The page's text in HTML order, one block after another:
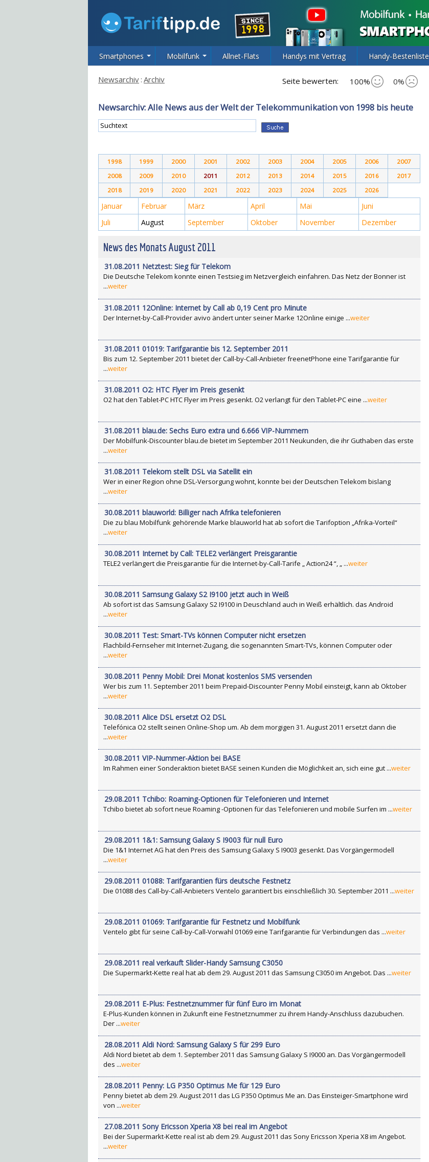
Smartphones Mobilfunk Allnet-Flats Handys mit Vertrag Handy-Bestenliste
Seite bewerten: 100% 0%
Newsarchiv : Archiv
Newsarchiv: Alle News aus der Welt der Telekommunikation von 1998 bis heute
1998 1999 2000 2001 2002 2003 2004 2005 2006
2007
2008
2009 2010 2011 2012 2013 2014 2015 2016
2017
2018
2019 2020 2021 2022 2023 2024 2025 2026
Januar Februar März April Mai
Juni
Juli
August September Oktober November Dezember
News des Monats August 2011
31.08.2011 Netztest: Sieg für Telekom
Die Deutsche Telekom konnte einen Testsieg im Netzvergleich einfahren. Das Netz der Bonner ist
...weiter
31.08.2011 12Online: Internet by Call ab 0,19 Cent pro Minute
Der Internet-by-Call-Provider avivo ändert unter seiner Marke 12Online einige ...weiter
31.08.2011 01019: Tarifgarantie bis 12. September 2011
Bis zum 12. September 2011 bietet der Call-by-Call-Anbieter freenetPhone eine Tarifgarantie für
...weiter
31.08.2011 O2: HTC Flyer im Preis gesenkt
O2 hat den Tablet-PC HTC Flyer im Preis gesenkt. O2 verlangt für den Tablet-PC eine ...weiter
31.08.2011 blau.de: Sechs Euro extra und 6.666 VIP-Nummern
Der Mobilfunk-Discounter blau.de bietet im September 2011 Neukunden, die ihr Guthaben das erste
...weiter
31.08.2011 Telekom stellt DSL via Satellit ein
Wer in einer Region ohne DSL-Versorgung wohnt, konnte bei der Deutschen Telekom bislang
...weiter
30.08.2011 blauworld: Billiger nach Afrika telefonieren
Die zu blau Mobilfunk gehörende Marke blauworld hat ab sofort die Tarifoption „Afrika-Vorteil“
...weiter
30.08.2011 Internet by Call: TELE2 verlängert Preisgarantie
TELE2 verlängert die Preisgarantie für die Internet-by-Call-Tarife „ Action24 “, „ ...weiter
30.08.2011 Samsung Galaxy S2 I9100 jetzt auch in Weiß
Ab sofort ist das Samsung Galaxy S2 I9100 in Deuschland auch in Weiß erhältlich. das Android
...weiter
30.08.2011 Test: Smart-TVs können Computer nicht ersetzen
Flachbild-Fernseher mit Internet-Zugang, die sogenannten Smart-TVs, können Computer oder
...weiter
30.08.2011 Penny Mobil: Drei Monat kostenlos SMS versenden
Wer bis zum 11. September 2011 beim Prepaid-Discounter Penny Mobil einsteigt, kann ab Oktober
...weiter
30.08.2011 Alice DSL ersetzt O2 DSL
Telefónica O2 stellt seinen Online-Shop um. Ab dem morgigen 31. August 2011 ersetzt dann die
...weiter
30.08.2011 VIP-Nummer-Aktion bei BASE
Im Rahmen einer Sonderaktion bietet BASE seinen Kunden die Möglichkeit an, sich eine gut ...weiter
29.08.2011 Tchibo: Roaming-Optionen für Telefonieren und Internet
Tchibo bietet ab sofort neue Roaming -Optionen für das Telefonieren und mobile Surfen im ...weiter
29.08.2011 1&1: Samsung Galaxy S I9003 für null Euro
Die 1&1 Internet AG hat den Preis des Samsung Galaxy S I9003 gesenkt. Das Vorgängermodell
...weiter
29.08.2011 01088: Tarifgarantien fürs deutsche Festnetz
Die 01088 des Call-by-Call-Anbieters Ventelo garantiert bis einschließlich 30. September 2011 ...weiter
29.08.2011 01069: Tarifgarantie für Festnetz und Mobilfunk
Ventelo gibt für seine Call-by-Call-Vorwahl 01069 eine Tarifgarantie für Verbindungen das ...weiter
29.08.2011 real verkauft Slider-Handy Samsung C3050
Die Supermarkt-Kette real hat ab dem 29. August 2011 das Samsung C3050 im Angebot. Das ...weiter
29.08.2011 E-Plus: Festnetznummer für fünf Euro im Monat
E-Plus-Kunden können in Zukunft eine Festnetznummer zu ihrem Handy-Anschluss dazubuchen.
Der ...weiter
28.08.2011 Aldi Nord: Samsung Galaxy S für 299 Euro
Aldi Nord bietet ab dem 1. September 2011 das Samsung Galaxy S I9000 an. Das Vorgängermodell
des ...weiter
28.08.2011 Penny: LG P350 Optimus Me für 129 Euro
Penny bietet ab dem 29. August 2011 das LG P350 Optimus Me an. Das Einsteiger-Smartphone wird
von ...weiter
27.08.2011 Sony Ericsson Xperia X8 bei real im Angebot
Bei der Supermarkt-Kette real ist ab dem 29. August 2011 das Sony Ericsson Xperia X8 im Angebot.
...weiter